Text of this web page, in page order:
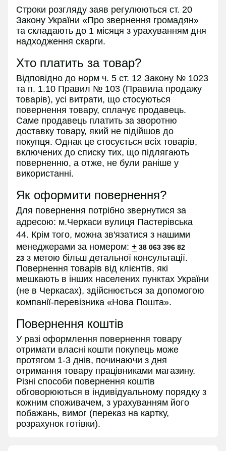
Строки розгляду заяв регулюються ст. 20
Закону України «Про звернення громадян»
та складають до 1 місяця з урахуванням дня
надходження скарги.
Хто платить за товар?
Відповідно до норм ч. 5 ст. 12 Закону № 1023
та п. 1.10 Правил № 103 (Правила продажу
товарів), усі витрати, що стосуються
повернення товару, сплачує продавець.
Саме продавець платить за зворотню
доставку товару, який не підійшов до
покупця. Однак це стосується всіх товарів,
включених до списку тих, що підлягають
поверненню, а отже, не були раніше у
використанні.
Як оформити повернення?
Для повернення потрібно звернутися за
адресою: м.Черкаси вулиця Пастерівська
44. Крім того, можна зв'язатися з нашими
менеджерами за номером: + 38 063 396 82
23 з метою більш детальної консультації.
Повернення товарів від клієнтів, які
мешкають в інших населених пунктах України
(не в Черкасах), здійснюється за допомогою
компанії-перевізника «Нова Пошта».
Повернення коштів
У разі оформлення повернення товару
отримати власні кошти покупець може
протягом 1-3 днів, починаючи з дня
отримання товару працівниками магазину.
Різні способи повернення коштів
обговорюються в індивідуальному порядку з
кожним споживачем, з урахуванням його
побажань, вимог (переказ на картку,
розрахунок готівки).